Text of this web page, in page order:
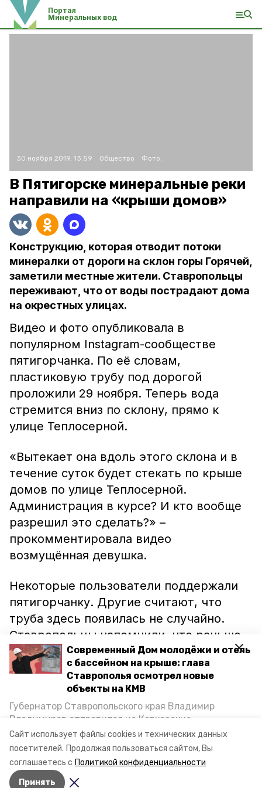
Сайт использует файлы cookies и технических данных
посетителей. Продолжая пользоваться сайтом, Вы
соглашаетесь с Политикой конфиденциальности
Принять
Современный Дом молодёжи и отель
с бассейном на крыше: глава
Ставрополья осмотрел новые
объекты на КМВ
Губернатор Ставропольского края Владимир
Владимиров отправился на Кавказские
Минеральные Воды, чтобы проинспектировать
строительство объектов в Кисловодске и
Минводах, а также выслушать предложения о
постройке новых точек притяжения для местных
жителей. Подробнее — в материале «Победы26».
Портал
Минеральных вод
30 ноября 2019, 13:59 Общество Фото:
В Пятигорске минеральные реки
направили на «крыши домов»
Конструкцию, которая отводит потоки
минералки от дороги на склон горы Горячей,
заметили местные жители. Ставропольцы
переживают, что от воды пострадают дома
на окрестных улицах.
Видео и фото опубликовала в
популярном Instagram-сообществе
пятигорчанка. По её словам,
пластиковую трубу под дорогой
проложили 29 ноября. Теперь вода
стремится вниз по склону, прямо к
улице Теплосерной.
«Вытекает она вдоль этого склона и в
течение суток будет стекать по крыше
домов по улице Теплосерной.
Администрация в курсе? И кто вообще
разрешил это сделать?» –
прокомментировала видео
возмущённая девушка.
Некоторые пользователи поддержали
пятигорчанку. Другие считают, что
труба здесь появилась не случайно.
Ставропольцы напомнили, что раньше
на дороге из-за минералки собирались
лужи.
Ранее жители села Левокумка
рассказалив соцсетях, что уже
несколько лет не могут добиться
ремонта на переулке Школьном.
Авторы: Александра Васильева